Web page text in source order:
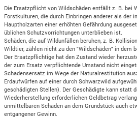
Die Ersatzpflicht von Wildschäden entfällt z. B. bei
Forstkulturen, die durch Einbringen anderer als der
Hauptholzarten einer erhöhten Gefährdung
üblichen Schutzvorrichtungen unterblieben ist.
Schäden, die auf Wildunfällen beruhen, z. B.
Wildtier, zählen nicht zu den "Wildschäden" in dem
Der Ersatzpflichtige hat den Zustand wieder
der zum Ersatz verpflichtende Umstand nicht
Schadensersatz im Wege der Naturalrestitution
Erdaufwürfen auf einer durch Schwarzwild
geschädigten Stellen). Der Geschädigte kann statt
Wiederherstellung erforderlichen Geldbetrag
unmittelbaren Schaden an dem Grundstück auch
entgangener Gewinn.